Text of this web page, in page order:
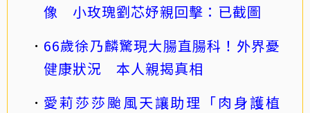
像 小玫瑰劉芯妤親回擊：已截圖
66歲徐乃麟驚現大腸直腸科！外界憂
健康狀況 本人親揭真相
愛莉莎莎颱風天讓助理「肉身護植